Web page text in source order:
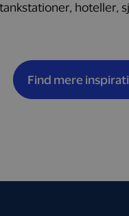
hoteller,
Find mere